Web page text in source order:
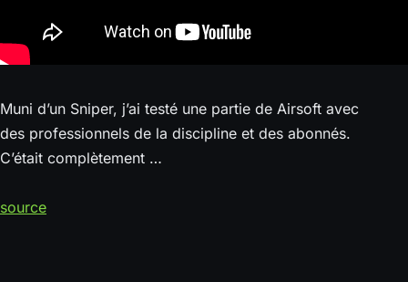
Muni d’un Sniper, j’ai testé une partie de Airsoft avec
des professionnels de la discipline et des abonnés.
C’était complètement …
source